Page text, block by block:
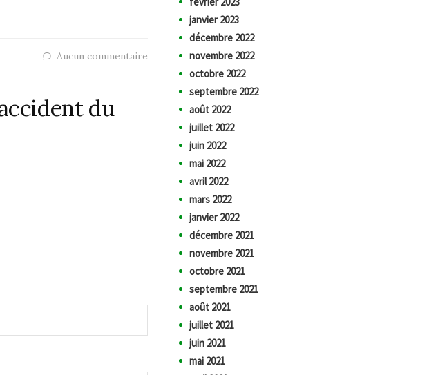
Aucun commentaire
du
janvier 2023
décembre 2022
novembre 2022
octobre 2022
septembre 2022
août 2022
juillet 2022
juin 2022
mai 2022
avril 2022
mars 2022
janvier 2022
décembre 2021
novembre 2021
octobre 2021
septembre 2021
août 2021
juillet 2021
juin 2021
mai 2021